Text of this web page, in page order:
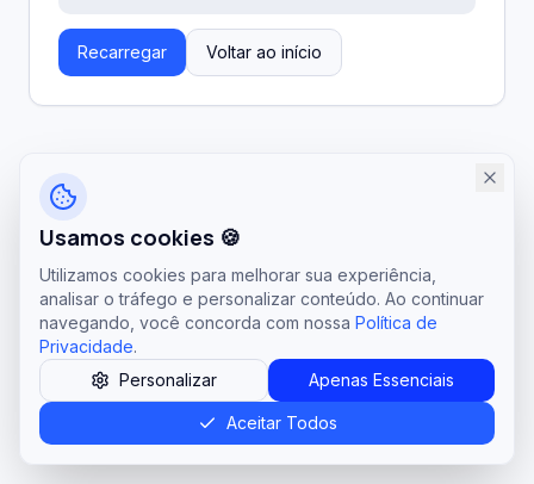
Recarregar Voltar ao início
Usamos cookies 🍪
Utilizamos cookies para melhorar sua experiência,
analisar o tráfego e personalizar conteúdo. Ao continuar
navegando, você concorda com nossa Política de
Privacidade.
Personalizar
Apenas Essenciais
Aceitar Todos